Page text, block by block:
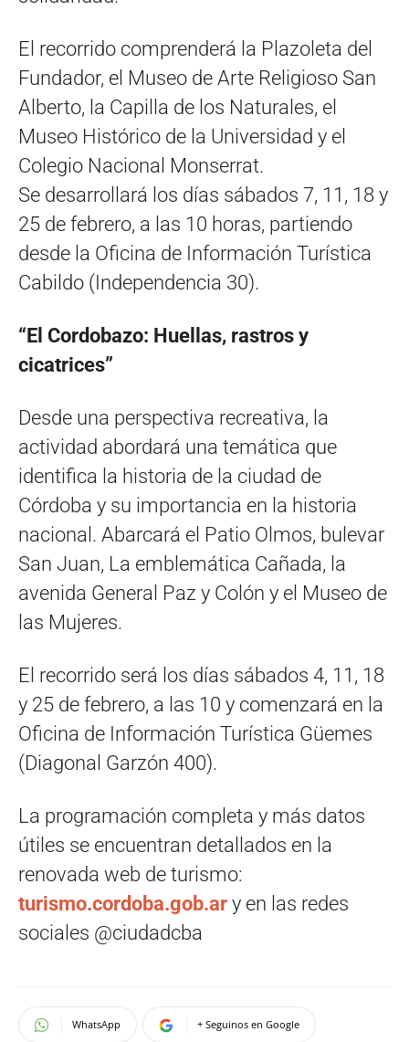
El recorrido comprenderá la Plazoleta del
Fundador, el Museo de Arte Religioso San
Alberto, la Capilla de los Naturales, el
Museo Histórico de la Universidad y el
Colegio Nacional Monserrat.
Se desarrollará los días sábados 7, 11, 18 y
25 de febrero, a las 10 horas, partiendo
desde la Oficina de Información Turística
Cabildo (Independencia 30).
“El Cordobazo: Huellas, rastros y
cicatrices”
Desde una perspectiva recreativa, la
actividad abordará una temática que
identifica la historia de la ciudad de
Córdoba y su importancia en la historia
nacional. Abarcará el Patio Olmos, bulevar
San Juan, La emblemática Cañada, la
avenida General Paz y Colón y el Museo de
las Mujeres.
El recorrido será los días sábados 4, 11, 18
y 25 de febrero, a las 10 y comenzará en la
Oficina de Información Turística Güemes
(Diagonal Garzón 400).
La programación completa y más datos
útiles se encuentran detallados en la
renovada web de turismo:
turismo.cordoba.gob.ar y en las redes
sociales @ciudadcba
WhatsApp + Seguinos en Google